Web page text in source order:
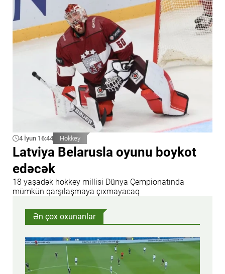
4 İyun 16:44 Hokkey
Latviya Belarusla oyunu boykot
edəcək
18 yaşadək hokkey millisi Dünya Çempionatında
mümkün qarşılaşmaya çıxmayacaq
Ən çox oxunanlar